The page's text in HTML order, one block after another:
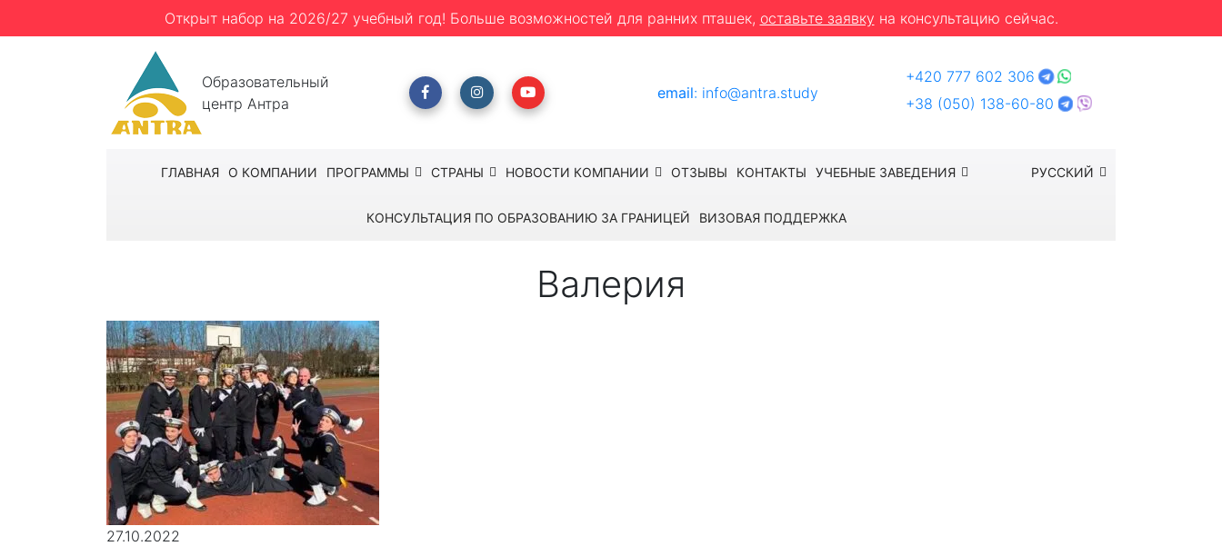
Открыт набор на 2026/27 учебный год! Больше возможностей для ранних пташек, оставьте заявку на консультацию сейчас.
Образовательный
центр Антра
email: info@antra.study
+420 777 602 306
+38 (050) 138-60-80
ГЛАВНАЯ О КОМПАНИИ ПРОГРАММЫ РУССКИЙ
СТРАНЫ НОВОСТИ КОМПАНИИ ОТЗЫВЫ КОНТАКТЫ УЧЕБНЫЕ ЗАВЕДЕНИЯ
КОНСУЛЬТАЦИЯ ПО ОБРАЗОВАНИЮ ЗА ГРАНИЦЕЙ ВИЗОВАЯ ПОДДЕРЖКА
Валерия
27.10.2022